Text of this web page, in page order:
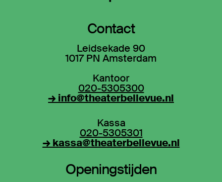
Contact
Leidsekade 90
1017 PN Amsterdam
Kantoor
020-5305300
→ info@theaterbellevue.nl
Kassa
020-5305301
→ kassa@theaterbellevue.nl
Openingstijden